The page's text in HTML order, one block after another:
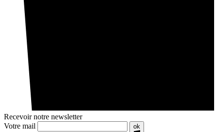
Recevoir notre newsletter
Votre mail
ok